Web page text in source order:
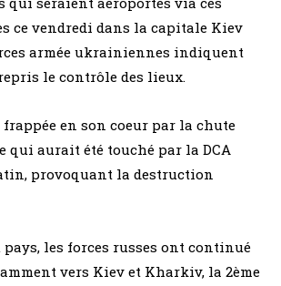
ce vendredi dans la capitale Kiev
armée ukrainiennes indiquent
le contrôle des lieux.
en son coeur par la chute
qui aurait été touché par la DCA
provoquant la destruction
pays, les forces russes ont continué
vers Kiev et Kharkiv, la 2ème